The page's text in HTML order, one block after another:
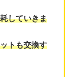
していきま
トも交換す